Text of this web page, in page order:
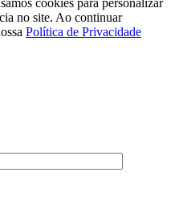
cookies para personalizar
no site. Ao continuar
Política de Privacidade